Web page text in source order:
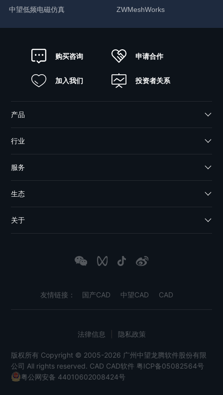
中望低频电磁仿真
ZWMeshWorks
购买咨询 申请合作
加入我们 投资者关系
产品
行业
服务
生态
关于
友情链接： 国产CAD 中望CAD CAD
版权所有 Copyright © 2005-2026 广州中望龙腾软件股份有限
公司 All rights reserved. CAD CAD软件 粤ICP备05082564号
粤公网安备 44010602008424号
法律信息 隐私政策